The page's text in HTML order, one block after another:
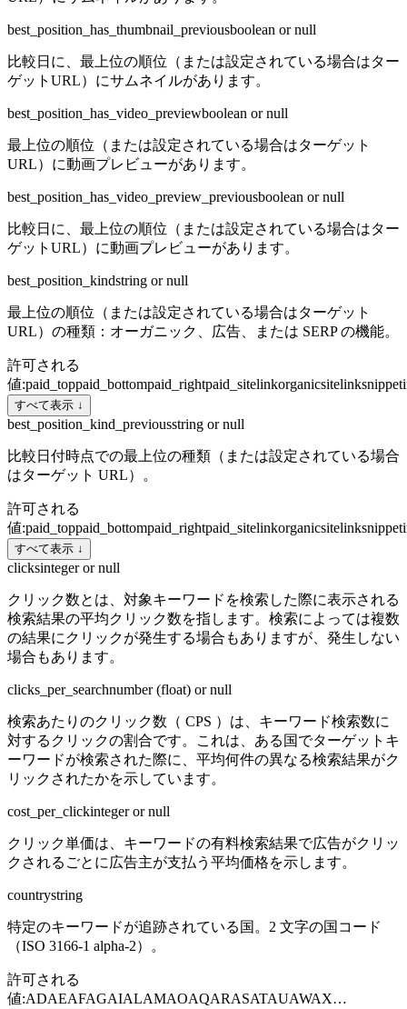
best_position_has_thumbnail_previousboolean or null
比較日に、最上位の順位（または設定されている場合はター
ゲットURL）にサムネイルがあります。
best_position_has_video_previewboolean or null
最上位の順位（または設定されている場合はターゲット
URL）に動画プレビューがあります。
best_position_has_video_preview_previousboolean or null
比較日に、最上位の順位（または設定されている場合はター
ゲットURL）に動画プレビューがあります。
best_position_kindstring or null
最上位の順位（または設定されている場合はターゲット
URL）の種類：オーガニック、広告、または SERP の機能。
許可される
値:paid_toppaid_bottompaid_rightpaid_sitelinkorganicsitelinksnippet
すべて表示 ↓
best_position_kind_previousstring or null
比較日付時点での最上位の種類（または設定されている場合
はターゲット URL）。
許可される
値:paid_toppaid_bottompaid_rightpaid_sitelinkorganicsitelinksnippet
すべて表示 ↓
clicksinteger or null
クリック数とは、対象キーワードを検索した際に表示される
検索結果の平均クリック数を指します。検索によっては複数
の結果にクリックが発生する場合もありますが、発生しない
場合もあります。
clicks_per_searchnumber (float) or null
検索あたりのクリック数（ CPS ）は、キーワード検索数に
対するクリックの割合です。これは、ある国でターゲットキ
ーワードが検索された際に、平均何件の異なる検索結果がク
リックされたかを示しています。
cost_per_clickinteger or null
クリック単価は、キーワードの有料検索結果で広告がクリッ
クされるごとに広告主が支払う平均価格を示します。
countrystring
特定のキーワードが追跡されている国。2 文字の国コード
（ISO 3166-1 alpha-2）。
許可される
値:ADAEAFAGAIALAMAOAQARASATAUAWAX…